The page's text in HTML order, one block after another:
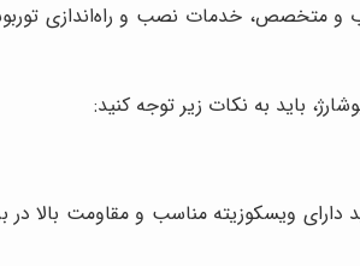
متخصص، خدمات نصب و راه‌اندازی
باید به نکات زیر توجه کنید:
ویسکوزیته مناسب و مقاومت بالا در